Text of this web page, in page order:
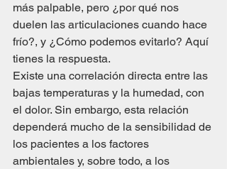
más palpable, pero ¿por qué nos
duelen las articulaciones cuando hace
frío?, y ¿Cómo podemos evitarlo? Aquí
tienes la respuesta.
Existe una correlación directa entre las
bajas temperaturas y la humedad, con
el dolor. Sin embargo, esta relación
dependerá mucho de la sensibilidad de
los pacientes a los factores
ambientales y, sobre todo, a los